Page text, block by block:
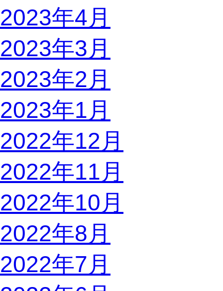
2023年4月
2023年3月
2023年2月
2023年1月
2022年12月
2022年11月
2022年10月
2022年8月
2022年7月